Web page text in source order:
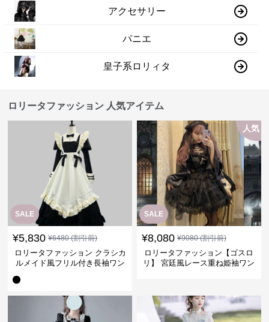
アクセサリー
パニエ
皇子系ロリィタ
ロリータファッション 人気アイテム
SALE
¥5,830 ¥6480(割引前)
ロリータファッション クラシカ
ルメイド風フリル付き長袖ワン
SALE
人気
¥8,080 ¥9080(割引前)
ロリータファッション【ゴスロ
リ】 宮廷風レース重ね姫袖ワン